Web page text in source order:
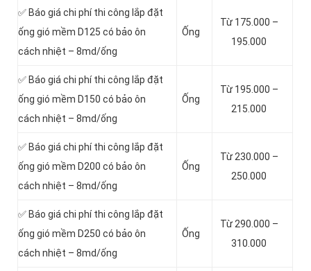
✅ Báo giá chi phí thi công lắp đặt
ống gió mềm D125 có bảo ôn
cách nhiệt – 8md/ống
Ống
Từ 175.000 –
195.000
✅ Báo giá chi phí thi công lắp đặt
ống gió mềm D150 có bảo ôn
cách nhiệt – 8md/ống
Ống
Từ 195.000 –
215.000
✅ Báo giá chi phí thi công lắp đặt
ống gió mềm D200 có bảo ôn
cách nhiệt – 8md/ống
Ống
Từ 230.000 –
250.000
✅ Báo giá chi phí thi công lắp đặt
ống gió mềm D250 có bảo ôn
cách nhiệt – 8md/ống
Ống
Từ 290.000 –
310.000